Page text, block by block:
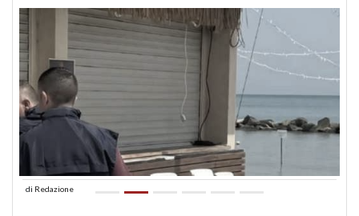
di Redazione